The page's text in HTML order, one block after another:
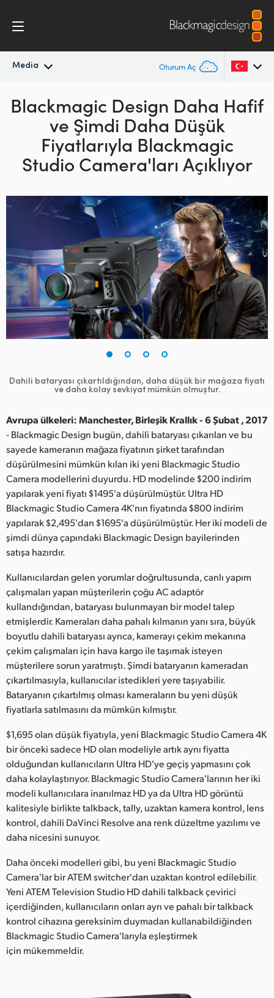
Media Oturum Aç
En Son Haberler
Haber Arşivi
Basın Resimleri
Argentina
Australia
Austria
Canada
Denmark
Finland
France
Germany
India
Italy
Japan
Korea
Mexico
Malaysia
Netherlands
New Zealand
Norway
Poland
Portugal
Singapore
South Africa
Spain
Sweden
Chinese Taipei
Turkey
UAE
Ukraine
United Kingdom
United States
Blackmagic Design Daha Hafif
ve Şimdi Daha Düşük
Fiyatlarıyla Blackmagic
Studio Camera'ları Açıklıyor
Dahili bataryası çıkartıldığından, daha düşük bir mağaza fiyatı
ve daha kolay sevkiyat mümkün olmuştur.
Avrupa ülkeleri: Manchester, Birleşik Krallık - 6 Şubat , 2017
- Blackmagic Design bugün, dahili bataryası çıkarılan ve bu
sayede kameranın mağaza fiyatının şirket tarafından
düşürülmesini mümkün kılan iki yeni Blackmagic Studio
Camera modellerini duyurdu. HD modelinde $200 indirim
yapılarak yeni fiyatı $1495'a düşürülmüştür. Ultra HD
Blackmagic Studio Camera 4K'nın fiyatında $800 indirim
yapılarak $2,495'dan $1695'a düşürülmüştür. Her iki modeli de
şimdi dünya çapındaki Blackmagic Design bayilerinden
satışa hazırdır.
Kullanıcılardan gelen yorumlar doğrultusunda, canlı yapım
çalışmaları yapan müşterilerin çoğu AC adaptör
kullandığından, bataryası bulunmayan bir model talep
etmişlerdir. Kameraları daha pahalı kılmanın yanı sıra, büyük
boyutlu dahili bataryası ayrıca, kamerayı çekim mekanına
çekim çalışmaları için hava kargo ile taşımak isteyen
müşterilere sorun yaratmıştı. Şimdi bataryanın kameradan
çıkartılmasıyla, kullanıcılar istedikleri yere taşıyabilir.
Bataryanın çıkartılmış olması kameraların bu yeni düşük
fiyatlarla satılmasını da mümkün kılmıştır.
$1,695 olan düşük fiyatıyla, yeni Blackmagic Studio Camera 4K
bir önceki sadece HD olan modeliyle artık aynı fiyatta
olduğundan kullanıcıların Ultra HD'ye geçiş yapmasını çok
daha kolaylaştırıyor. Blackmagic Studio Camera'larının her iki
modeli kullanıcılara inanılmaz HD ya da Ultra HD görüntü
kalitesiyle birlikte talkback, tally, uzaktan kamera kontrol, lens
kontrol, dahili DaVinci Resolve ana renk düzeltme yazılımı ve
daha nicesini sunuyor.
Daha önceki modelleri gibi, bu yeni Blackmagic Studio
Camera'lar bir ATEM switcher'dan uzaktan kontrol edilebilir.
Yeni ATEM Television Studio HD dahili talkback çevirici
içerdiğinden, kullanıcıların onları ayrı ve pahalı bir talkback
kontrol cihazına gereksinim duymadan kullanabildiğinden
Blackmagic Studio Camera'larıyla eşleştirmek
için mükemmeldir.